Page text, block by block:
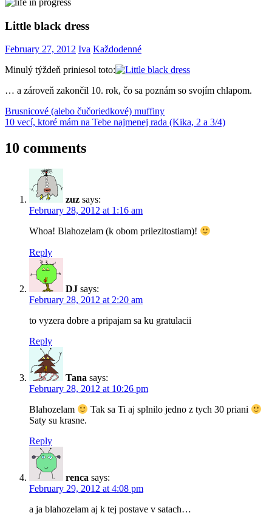
Little black dress
February 27, 2012 Iva Každodenné
Minulý týždeň priniesol toto:
… a zároveň zakončil 10. rok, čo sa poznám so svojím chlapom.
little
black
Post
navigation
Previous
Post:
Brusnicové (alebo čučoriedkové) muffiny
Next
10 vecí, ktoré mám na Tebe najmenej rada (Kika, 2 a 3/4)
10 comments
zuz says:
February 28, 2012 at 1:16 am
Whoa! Blahozelam (k obom prilezitostiam)!
Reply
DJ says:
February 28, 2012 at 2:20 am
to vyzera dobre a pripajam sa ku gratulacii
Reply
Tana says:
February 28, 2012 at 10:26 pm
Blahozelam
Tak sa Ti aj splnilo jedno z tych 30 priani
Saty su krasne.
Reply
renca says:
February 29, 2012 at 4:08 pm
a ja blahozelam aj k tej postave v satach…